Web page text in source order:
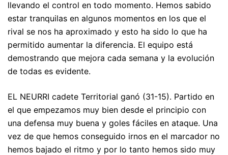
llevando el control en todo momento. Hemos sabido
estar tranquilas en algunos momentos en los que el
rival se nos ha aproximado y esto ha sido lo que ha
permitido aumentar la diferencia. El equipo está
demostrando que mejora cada semana y la evolución
de todas es evidente.
EL NEURRI cadete Territorial ganó (31-15). Partido en
el que empezamos muy bien desde el principio con
una defensa muy buena y goles fáciles en ataque. Una
vez de que hemos conseguido irnos en el marcador no
hemos bajado el ritmo y por lo tanto hemos sido muy